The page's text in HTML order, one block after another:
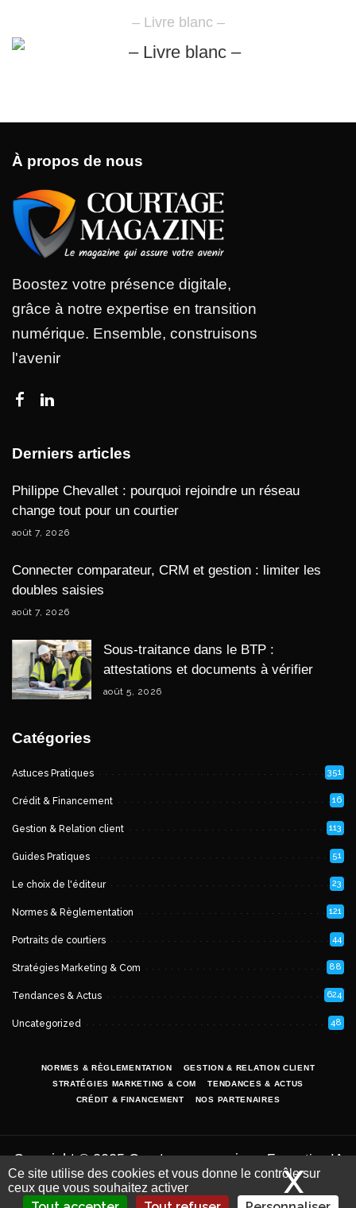
Ce site utilise des cookies et vous donne le contrôle sur
ceux que vous souhaitez activer
X
– Livre blanc –
À propos de nous
Boostez votre présence digitale,
grâce à notre expertise en transition
numérique. Ensemble, construisons
l'avenir
Derniers articles
Philippe Chevallet : pourquoi rejoindre un réseau
change tout pour un courtier
août 7, 2026
Connecter comparateur, CRM et gestion : limiter les
doubles saisies
août 7, 2026
Sous-traitance dans le BTP :
attestations et documents à vérifier
août 5, 2026
Catégories
Astuces Pratiques 351
Crédit & Financement 16
Gestion & Relation client 113
Guides Pratiques 51
Le choix de l'éditeur 23
Normes & Règlementation 121
Portraits de courtiers 44
Stratégies Marketing & Com 88
Tendances & Actus 624
Uncategorized 48
NORMES & RÈGLEMENTATION
GESTION & RELATION CLIENT
STRATÉGIES MARKETING & COM
TENDANCES & ACTUS
CRÉDIT & FINANCEMENT
NOS PARTENAIRES
Copyright © 2025 Courtage-magazine -Formation IA
et LLM pour les courtierspariSoluce.Mentions